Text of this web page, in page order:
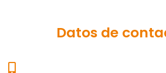
Datos de